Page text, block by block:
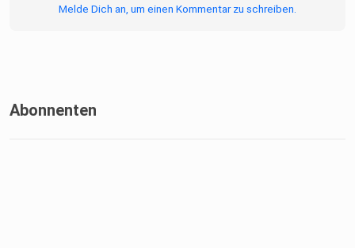
Melde Dich an, um einen Kommentar zu schreiben.
Abonnenten